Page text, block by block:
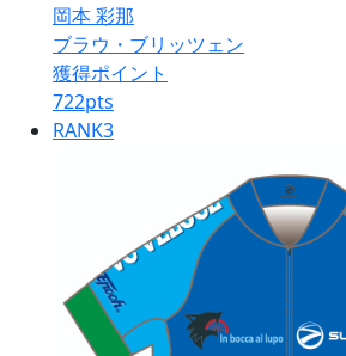
岡本 彩那
ブラウ・ブリッツェン
獲得ポイント
722pts
RANK3